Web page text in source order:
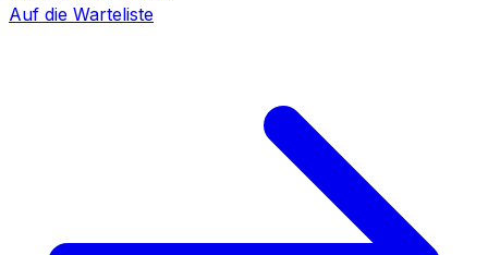
Auf die Warteliste